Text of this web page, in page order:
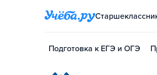
Подготовка к ЕГЭ и ОГЭ